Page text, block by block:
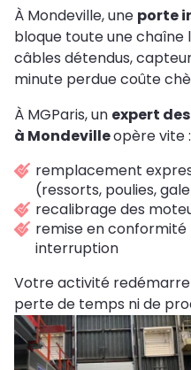
À Mondeville, une porte
bloque toute une chaîne
câbles détendus,
minute perdue coûte
À MGParis, un expert
à Mondevilleopère vite :
remplacement
(ressorts, poulies,
recalibrage des
remise en conformité
interruption
Votre activité
perte de temps ni de